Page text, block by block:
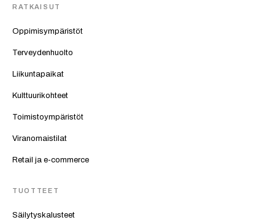
RATKAISUT
Oppimisympäristöt
Terveydenhuolto
Liikuntapaikat
Kulttuurikohteet
Toimistoympäristöt
Viranomaistilat
Retail ja e-commerce
TUOTTEET
Säilytyskalusteet